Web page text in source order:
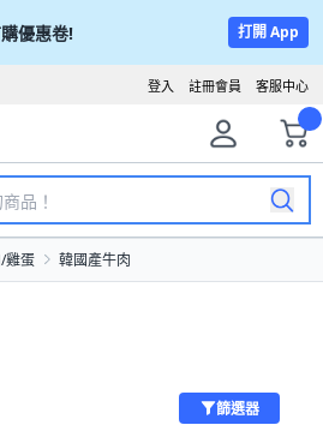
優惠卷! 打開 App
客服中心
註冊會員
登入
雞蛋 韓國產牛肉
篩選器